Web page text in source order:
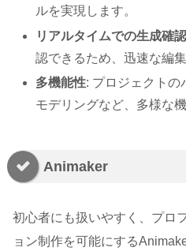
ルを実現します。
リアルタイムでの生成確認
認できるため、迅速な編
多機能性: プロジェクトの
モデリングなど、多様な
Animaker
初心者にも扱いやすく、プロ
ョン制作を可能にする